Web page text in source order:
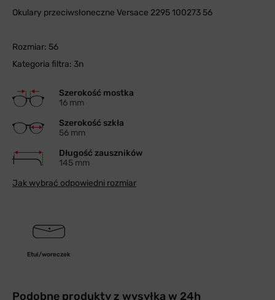
Okulary przeciwsłoneczne Versace 2295 100273 56
Rozmiar: 56
Kategoria filtra: 3n
Szerokość mostka
16 mm
Szerokość szkła
56 mm
Długość zauszników
145 mm
Jak wybrać odpowiedni rozmiar
Etui/woreczek
Podobne produkty z wysyłką w 24h